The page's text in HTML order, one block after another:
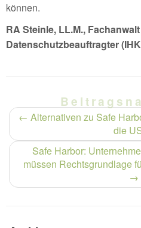
können.
RA Steinle, LL.M.,
Datenschutzbeauftragter
← Alternativen zu Safe
die
Safe Harbor:
müssen Rechtsgrundlage
→